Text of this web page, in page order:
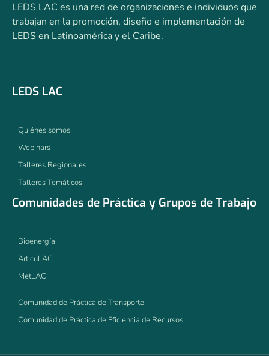
LEDS LAC es una red de organizaciones e individuos que
trabajan en la promoción, diseño e implementación de
LEDS en Latinoamérica y el Caribe.
LEDS LAC
Quiénes somos
Webinars
Talleres Regionales
Talleres Temáticos
Comunidades de Práctica y Grupos de Trabajo
Bioenergía
ArticuLAC
MetLAC
Comunidad de Práctica de Transporte
Comunidad de Práctica de Eficiencia de Recursos